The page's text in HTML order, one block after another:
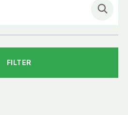
FILTER